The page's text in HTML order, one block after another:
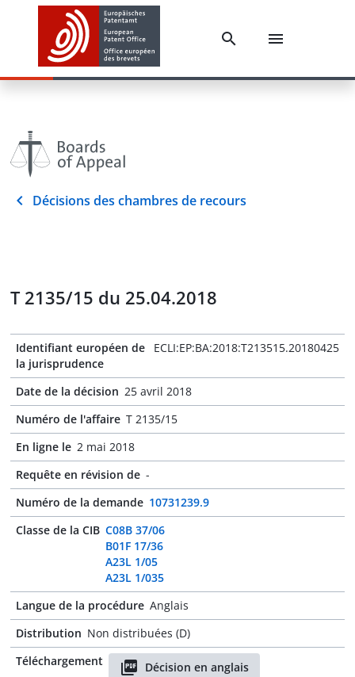
Décisions des chambres de recours
T 2135/15 du 25.04.2018
Identifiant européen de
la jurisprudence
ECLI:EP:BA:2018:T213515.20180425
Date de la décision 25 avril 2018
Numéro de l'affaire T 2135/15
En ligne le 2 mai 2018
Requête en révision de -
Numéro de la demande 10731239.9
Classe de la CIB C08B 37/06
B01F 17/36
A23L 1/05
A23L 1/035
Langue de la procédure Anglais
Distribution Non distribuées (D)
Téléchargement
Décision en anglais